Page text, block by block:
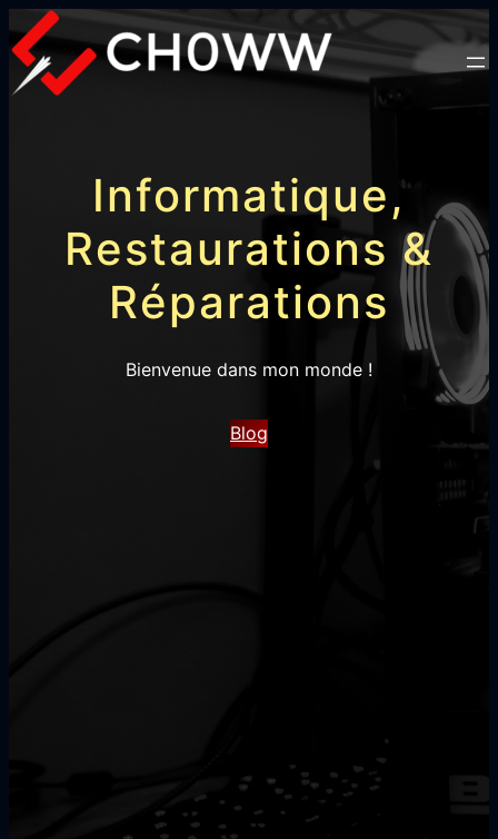
Informatique,
Restaurations &
Réparations
Bienvenue dans mon monde !
Blog